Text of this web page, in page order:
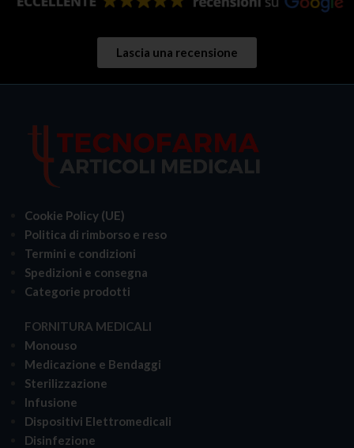
Lascia una recensione
Cookie Policy (UE)
Politica di rimborso e reso
Termini e condizioni
Spedizioni e consegna
Categorie prodotti
FORNITURA MEDICALI
Monouso
Medicazione e Bendaggi
Sterilizzazione
Infusione
Dispositivi Elettromedicali
Disinfezione